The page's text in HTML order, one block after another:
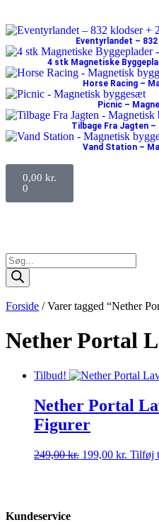
Eventyrlandet –
4 stk Magnetiske
Horse Racing –
Picnic –
Tilbage Fra Jagten
Vand Station –
0,00 kr.
0
Forside / Varer tagged “Nether
Nether Portal
Tilbud!
Nether Portal
Figurer
249,00kr. 199,00 kr. Tilføj
Kundeservice